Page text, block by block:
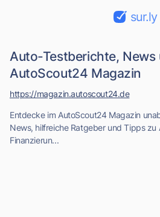
sur.ly
Auto-Testberichte, News
AutoScout24 Magazin
Entdecke im AutoScout24 Magazin
News, hilfreiche Ratgeber und Tipps zu
Finanzierun...
https://magazin.autoscout24.de